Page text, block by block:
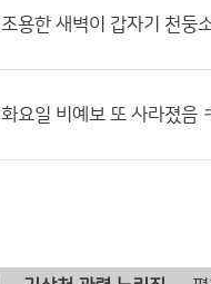
조용한 새벽이 갑자기 천둥
화요일 비예보 또 사라졌음